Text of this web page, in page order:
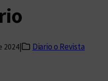
2024| Diario o Revista